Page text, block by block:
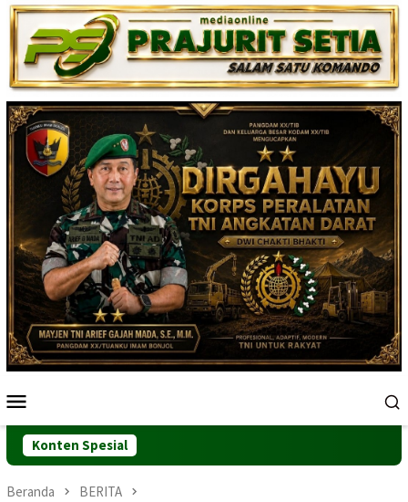
Loncat
ke
konten
Mobile
Konten Spesial
Beranda BERITA